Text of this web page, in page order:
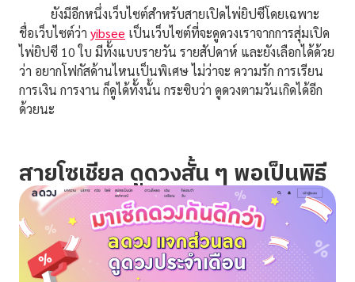
ยังมีอีกหนึ่งเว็บไซต์สำหรับสายเปิดไพ่ยิปซีโดยเฉพาะ
ชื่อเว็บไซต์ว่า yibsee เป็นเว็บไซต์ที่จะดูดวงเราจากการสุ่มเปิด
ไพ่ยิปซี 10 ใบ มีทั้งแบบรายวัน รายสัปดาห์ และยังเลือกได้ด้วย
ว่า อยากโฟกัสด้านไหนเป็นพิเศษ ไม่ว่าจะ ความรัก การเรียน
การเงิน การงาน ก็ดูได้ทั้งนั้น กระซิบว่า ดูดวงตามวันเกิดได้อีก
ด้วยนะ
สายโซเชียล ดูดวงสั้น ๆ พอเป็นพิธี